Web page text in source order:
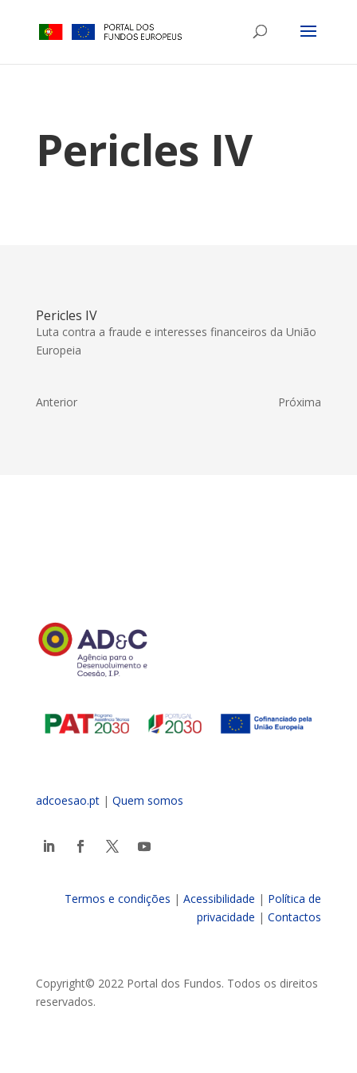
Pericles IV
Pericles IV
Luta contra a fraude e interesses financeiros da União
Europeia
Anterior Próxima
adcoesao.pt| Quem somos
Termos e condições |Acessibilidade | Política de
privacidade |Contactos
Copyright© 2022 Portal dos Fundos. Todos os direitos
reservados.